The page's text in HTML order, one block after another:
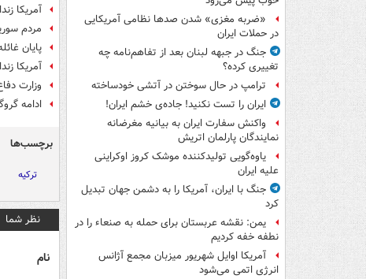
«ضربه مغزی» شدن صدها نظامی آمریکایی
در حملات ایران
جنگ در جبهه لبنان بعد از تفاهم‌نامه چه
تغییری کرده؟
ترامپ در حال سوختن در آتشی خودساخته
ایران را تست نکنید! جاده‌ی خشم ایران!
واکنش سفارت ایران به بیانیه مغرضانه
نمایندگان پارلمان اتریش
یاوه‌گویی تولیدکننده موشک کروز اوکراینی
علیه ایران
جنگ با ایران، آمریکا را به دشمن جهان تبدیل
کرد
یمن: نقشه عربستان برای حمله به صنعاء را در
نطفه خفه کردیم
آمریکا اوایل شهریور میزبان مجمع آژانس
انرژی اتمی می‌شود
آمریکا
مردم
پایان
آمریکا
وزارت
ادامه
برچسب‌ها
ترکیه
نظر شما
نام